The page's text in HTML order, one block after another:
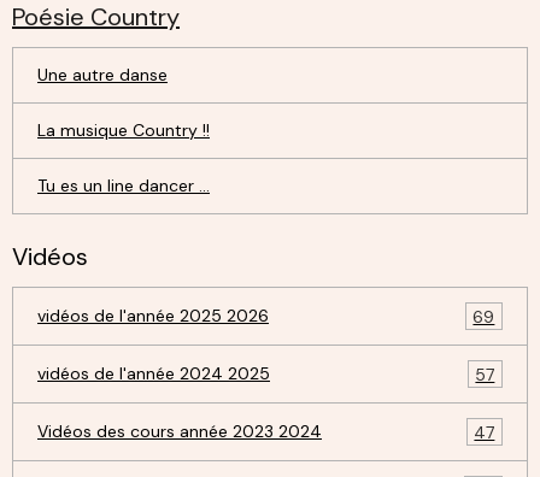
Poésie Country
Une autre danse
La musique Country !!
Tu es un line dancer ...
Vidéos
vidéos de l'année 2025 2026 69
vidéos de l'année 2024 2025 57
Vidéos des cours année 2023 2024 47